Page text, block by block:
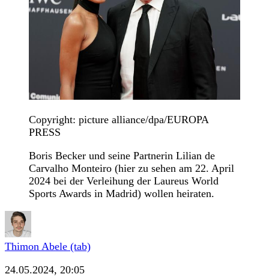
Copyright: picture alliance/dpa/EUROPA
PRESS
Boris Becker und seine Partnerin Lilian de
Carvalho Monteiro (hier zu sehen am 22. April
2024 bei der Verleihung der Laureus World
Sports Awards in Madrid) wollen heiraten.
Thimon Abele (tab)
24.05.2024, 20:05